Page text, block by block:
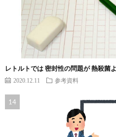
レトルトでは 密封性の問題が 熱殺菌
2020.12.11 参考資料